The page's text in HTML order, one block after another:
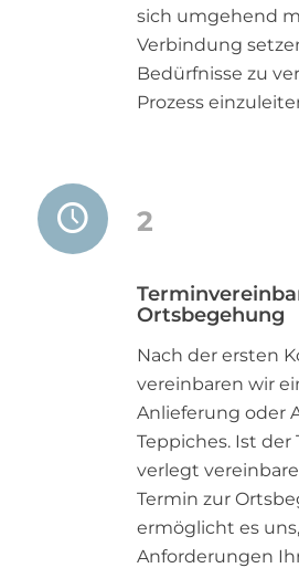
sich umgehend
Verbindung
Bedürfnisse zu
Prozess
2
Ortsbegehung
Nach der ersten
vereinbaren wir
Anlieferung oder
Teppiches. Ist der
verlegt
Termin zur
ermöglicht es
Anforderungen